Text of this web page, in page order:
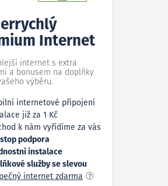
Internet
internet s extra
a bonusem na doplňky
výběru.
internetové připojení
již za 1 Kč
k nám vyřídíme za vás
podpora
instalace
služby se slevou
internet zdarma